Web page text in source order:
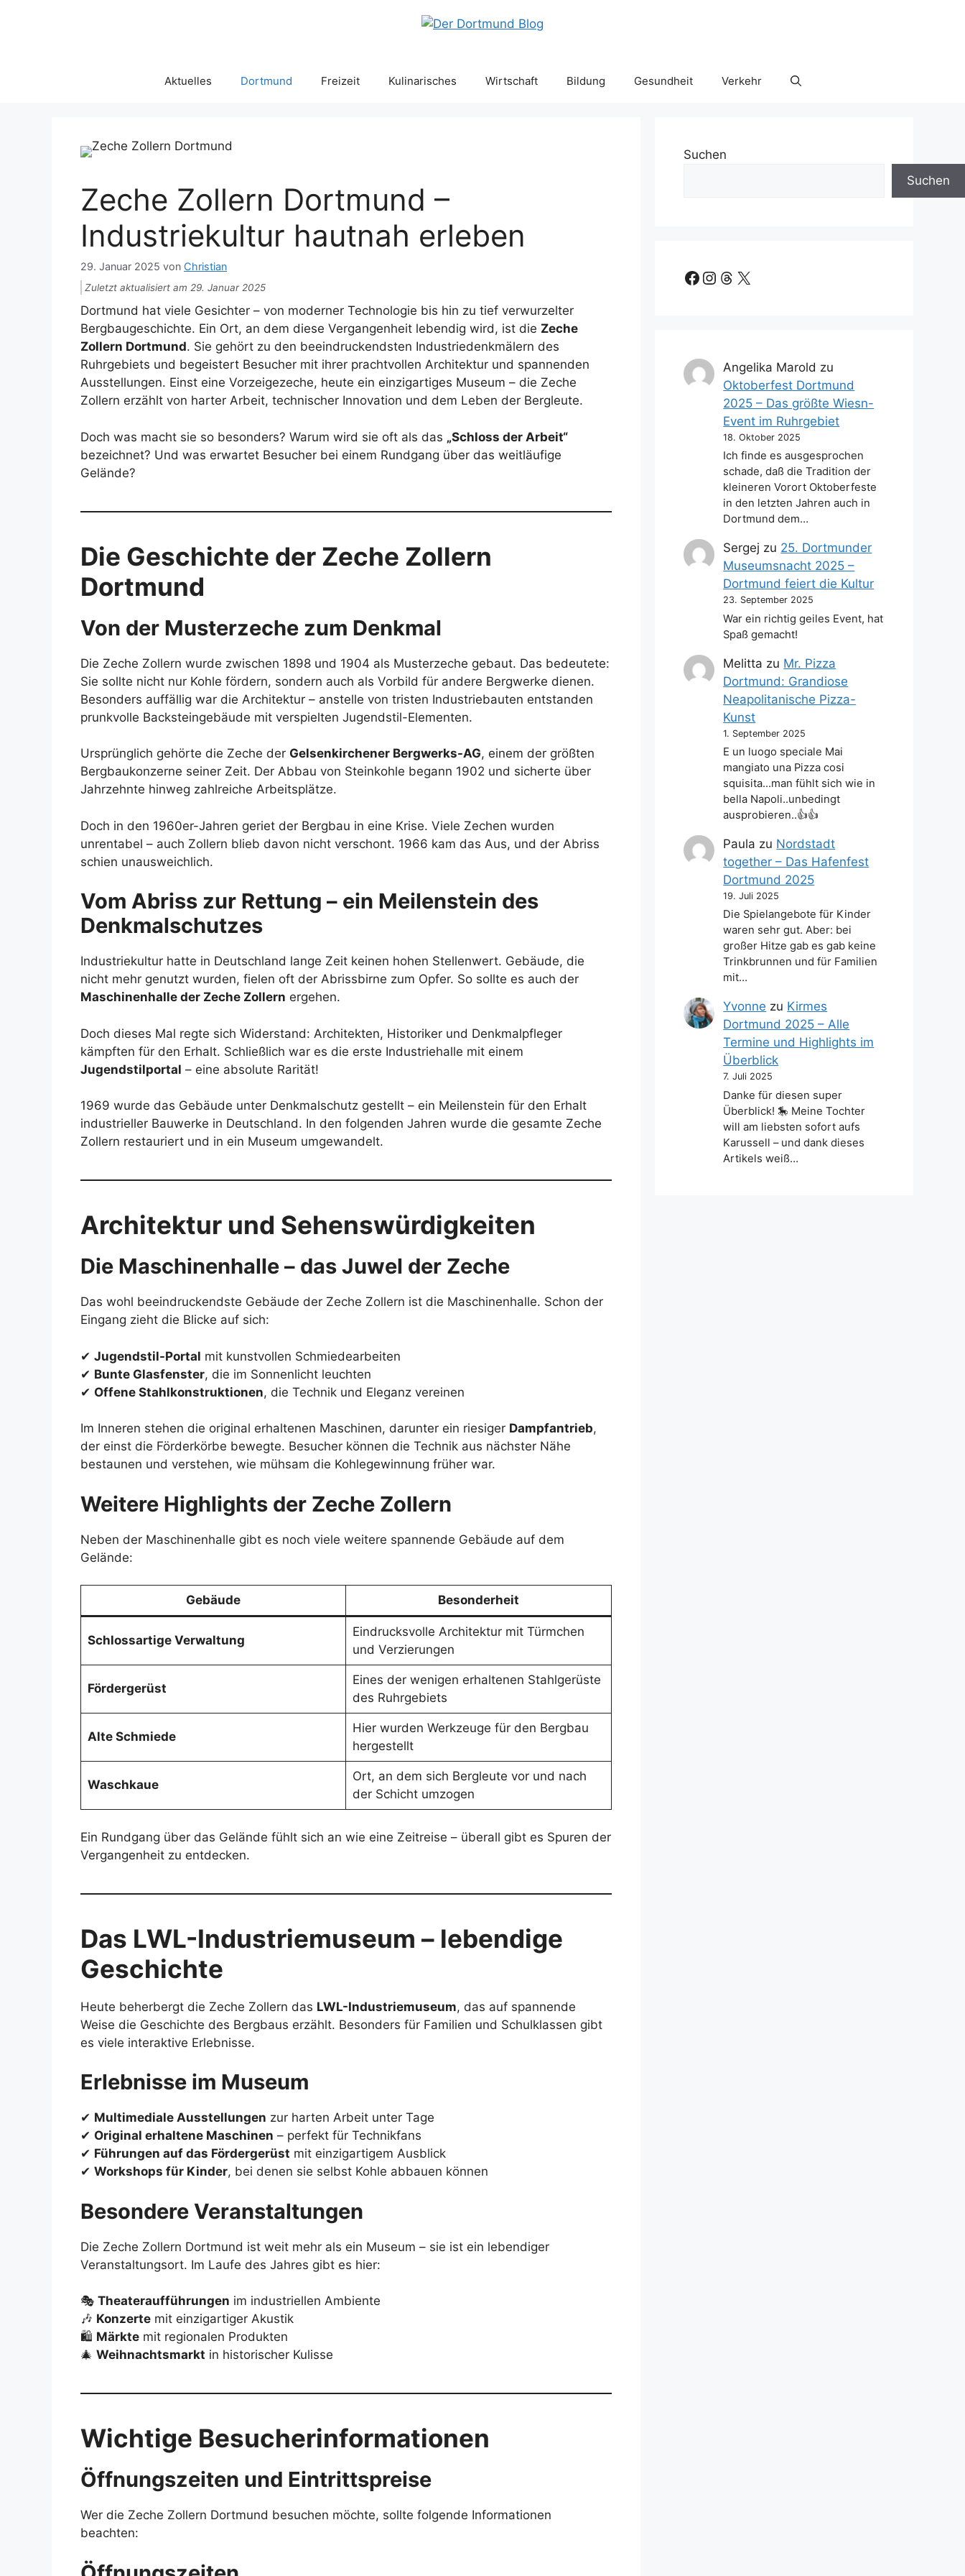
Aktuelles Dortmund Freizeit Kulinarisches Wirtschaft Bildung Gesundheit Verkehr
Zeche Zollern Dortmund –
Industriekultur hautnah erleben
29. Januar 2025 von Christian
Zuletzt aktualisiert am 29. Januar 2025
Dortmund hat viele Gesichter – von moderner Technologie bis hin zu tief verwurzelter
Bergbaugeschichte. Ein Ort, an dem diese Vergangenheit lebendig wird, ist die Zeche
Zollern Dortmund. Sie gehört zu den beeindruckendsten Industriedenkmälern des
Ruhrgebiets und begeistert Besucher mit ihrer prachtvollen Architektur und spannenden
Ausstellungen. Einst eine Vorzeigezeche, heute ein einzigartiges Museum – die Zeche
Zollern erzählt von harter Arbeit, technischer Innovation und dem Leben der Bergleute.
Doch was macht sie so besonders? Warum wird sie oft als das „Schloss der Arbeit“
bezeichnet? Und was erwartet Besucher bei einem Rundgang über das weitläufige
Gelände?
Die Geschichte der Zeche Zollern
Dortmund
Von der Musterzeche zum Denkmal
Die Zeche Zollern wurde zwischen 1898 und 1904 als Musterzeche gebaut. Das bedeutete:
Sie sollte nicht nur Kohle fördern, sondern auch als Vorbild für andere Bergwerke dienen.
Besonders auffällig war die Architektur – anstelle von tristen Industriebauten entstanden
prunkvolle Backsteingebäude mit verspielten Jugendstil-Elementen.
Ursprünglich gehörte die Zeche der Gelsenkirchener Bergwerks-AG, einem der größten
Bergbaukonzerne seiner Zeit. Der Abbau von Steinkohle begann 1902 und sicherte über
Jahrzehnte hinweg zahlreiche Arbeitsplätze.
Doch in den 1960er-Jahren geriet der Bergbau in eine Krise. Viele Zechen wurden
unrentabel – auch Zollern blieb davon nicht verschont. 1966 kam das Aus, und der Abriss
schien unausweichlich.
Vom Abriss zur Rettung – ein Meilenstein des
Denkmalschutzes
Industriekultur hatte in Deutschland lange Zeit keinen hohen Stellenwert. Gebäude, die
nicht mehr genutzt wurden, fielen oft der Abrissbirne zum Opfer. So sollte es auch der
Maschinenhalle der Zeche Zollern ergehen.
Doch dieses Mal regte sich Widerstand: Architekten, Historiker und Denkmalpfleger
kämpften für den Erhalt. Schließlich war es die erste Industriehalle mit einem
Jugendstilportal – eine absolute Rarität!
1969 wurde das Gebäude unter Denkmalschutz gestellt – ein Meilenstein für den Erhalt
industrieller Bauwerke in Deutschland. In den folgenden Jahren wurde die gesamte Zeche
Zollern restauriert und in ein Museum umgewandelt.
Architektur und Sehenswürdigkeiten
Die Maschinenhalle – das Juwel der Zeche
Das wohl beeindruckendste Gebäude der Zeche Zollern ist die Maschinenhalle. Schon der
Eingang zieht die Blicke auf sich:
✔ Jugendstil-Portal mit kunstvollen Schmiedearbeiten
✔ Bunte Glasfenster, die im Sonnenlicht leuchten
✔ Offene Stahlkonstruktionen, die Technik und Eleganz vereinen
Im Inneren stehen die original erhaltenen Maschinen, darunter ein riesiger Dampfantrieb,
der einst die Förderkörbe bewegte. Besucher können die Technik aus nächster Nähe
bestaunen und verstehen, wie mühsam die Kohlegewinnung früher war.
Weitere Highlights der Zeche Zollern
Neben der Maschinenhalle gibt es noch viele weitere spannende Gebäude auf dem
Gelände:
Gebäude Besonderheit
Schlossartige Verwaltung
Eindrucksvolle Architektur mit Türmchen
und Verzierungen
Fördergerüst
Eines der wenigen erhaltenen Stahlgerüste
des Ruhrgebiets
Alte Schmiede
Hier wurden Werkzeuge für den Bergbau
hergestellt
Waschkaue
Ort, an dem sich Bergleute vor und nach
der Schicht umzogen
Ein Rundgang über das Gelände fühlt sich an wie eine Zeitreise – überall gibt es Spuren der
Vergangenheit zu entdecken.
Das LWL-Industriemuseum – lebendige
Geschichte
Heute beherbergt die Zeche Zollern das LWL-Industriemuseum, das auf spannende
Weise die Geschichte des Bergbaus erzählt. Besonders für Familien und Schulklassen gibt
es viele interaktive Erlebnisse.
Erlebnisse im Museum
✔ Multimediale Ausstellungen zur harten Arbeit unter Tage
✔ Original erhaltene Maschinen – perfekt für Technikfans
✔ Führungen auf das Fördergerüst mit einzigartigem Ausblick
✔ Workshops für Kinder, bei denen sie selbst Kohle abbauen können
Besondere Veranstaltungen
Die Zeche Zollern Dortmund ist weit mehr als ein Museum – sie ist ein lebendiger
Veranstaltungsort. Im Laufe des Jahres gibt es hier:
🎭 Theateraufführungen im industriellen Ambiente
🎶 Konzerte mit einzigartiger Akustik
🛍 Märkte mit regionalen Produkten
🎄 Weihnachtsmarkt in historischer Kulisse
Wichtige Besucherinformationen
Öffnungszeiten und Eintrittspreise
Wer die Zeche Zollern Dortmund besuchen möchte, sollte folgende Informationen
beachten:
Suchen
Suchen
Facebook
Instagram
Threads
X
Angelika Marold zu
Oktoberfest Dortmund
2025 – Das größte Wiesn-
Event im Ruhrgebiet
18. Oktober 2025
Ich finde es ausgesprochen
schade, daß die Tradition der
kleineren Vorort Oktoberfeste
in den letzten Jahren auch in
Dortmund dem…
Sergej zu 25. Dortmunder
Museumsnacht 2025 –
Dortmund feiert die Kultur
23. September 2025
War ein richtig geiles Event, hat
Spaß gemacht!
Melitta zu Mr. Pizza
Dortmund: Grandiose
Neapolitanische Pizza-
Kunst
1. September 2025
E un luogo speciale Mai
mangiato una Pizza cosi
squisita...man fühlt sich wie in
bella Napoli..unbedingt
ausprobieren..👍👍
Paula zu Nordstadt
together – Das Hafenfest
Dortmund 2025
19. Juli 2025
Die Spielangebote für Kinder
waren sehr gut. Aber: bei
großer Hitze gab es gab keine
Trinkbrunnen und für Familien
mit…
Yvonne zu Kirmes
Dortmund 2025 – Alle
Termine und Highlights im
Überblick
7. Juli 2025
Danke für diesen super
Überblick! 🎠 Meine Tochter
will am liebsten sofort aufs
Karussell – und dank dieses
Artikels weiß…